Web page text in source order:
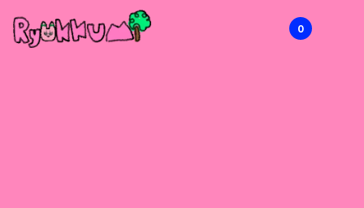
RYOKKUMi 0